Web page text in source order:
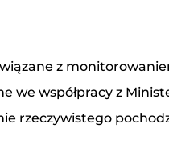
z
we współpracy z
rzeczywistego